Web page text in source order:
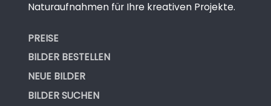
Naturaufnahmen für Ihre kreativen Projekte.
PREISE
BILDER BESTELLEN
NEUE BILDER
BILDER SUCHEN